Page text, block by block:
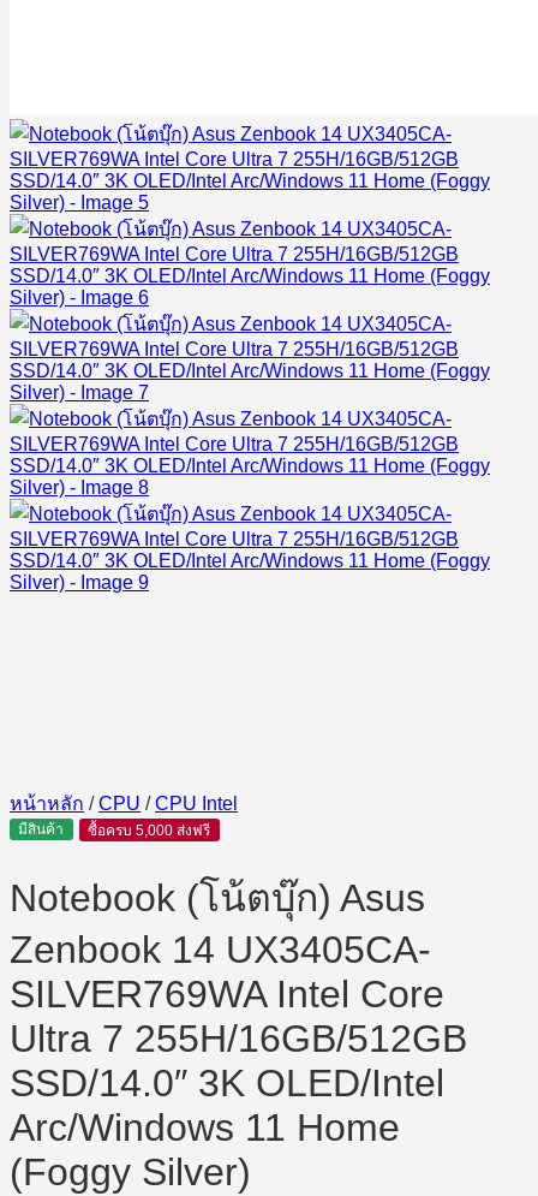
หน้าหลัก / CPU / CPU Intel
มีสินค้า ซื้อครบ 5,000 ส่งฟรี
Notebook (โน้ตบุ๊ก) Asus
Zenbook 14 UX3405CA-
SILVER769WA Intel Core
Ultra 7 255H/16GB/512GB
SSD/14.0″ 3K OLED/Intel
Arc/Windows 11 Home
(Foggy Silver)